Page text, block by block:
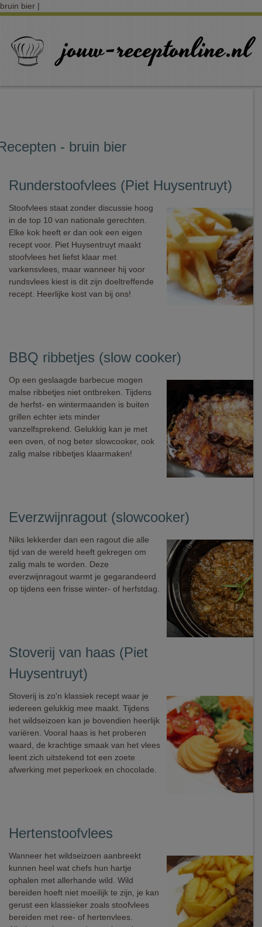
bruin bier |
- bruin bier
Runderstoofvlees (Piet Huysentruyt)
Stoofvlees staat zonder discussie hoog
in de top 10 van nationale gerechten.
Elke kok heeft er dan ook een eigen
recept voor. Piet Huysentruyt maakt
stoofvlees het liefst klaar met
varkensvlees, maar wanneer hij voor
rundsvlees kiest is dit zijn doeltreffende
recept. Heerlijke kost van bij ons!
BBQ ribbetjes (slow cooker)
Op een geslaagde barbecue mogen
malse ribbetjes niet ontbreken. Tijdens
de herfst- en wintermaanden is buiten
grillen echter iets minder
vanzelfsprekend. Gelukkig kan je met
een oven, of nog beter slowcooker, ook
zalig malse ribbetjes klaarmaken!
Everzwijnragout (slowcooker)
Niks lekkerder dan een ragout die alle
tijd van de wereld heeft gekregen om
zalig mals te worden. Deze
everzwijnragout warmt je gegarandeerd
op tijdens een frisse winter- of herfstdag.
Stoverij van haas (Piet
Huysentruyt)
Stoverij is zo'n klassiek recept waar je
iedereen gelukkig mee maakt. Tijdens
het wildseizoen kan je bovendien heerlijk
variëren. Vooral haas is het proberen
waard, de krachtige smaak van het vlees
leent zich uitstekend tot een zoete
afwerking met peperkoek en chocolade.
Hertenstoofvlees
Wanneer het wildseizoen aanbreekt
kunnen heel wat chefs hun hartje
ophalen met allerhande wild. Wild
bereiden hoeft niet moeilijk te zijn, je kan
gerust een klassieker zoals stoofvlees
bereiden met ree- of hertenvlees.